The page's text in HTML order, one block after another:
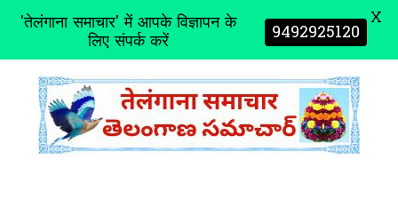
'तेलंगाना समाचार' में आपके विज्ञापन के
लिए संपर्क करें 9492925120 X